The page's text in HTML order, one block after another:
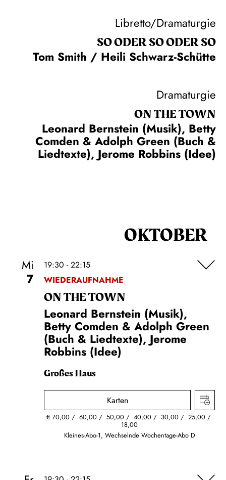
Libretto/Dramaturgie
SO ODER SO ODER SO
Tom Smith / Heili Schwarz-Schütte
Dramaturgie
ON THE TOWN
Leonard Bernstein (Musik), Betty
Comden & Adolph Green (Buch &
Liedtexte), Jerome Robbins (Idee)
OKTOBER
Mi
7
19:30 - 22:15
WIEDERAUFNAHME
ON THE TOWN
Leonard Bernstein (Musik),
Betty Comden & Adolph Green
(Buch & Liedtexte), Jerome
Robbins (Idee)
Großes Haus
Karten
€ 70,00 60,00 50,00 40,00 30,00 25,00
18,00
Kleines-Abo-1, Wechselnde Wochentage-Abo D